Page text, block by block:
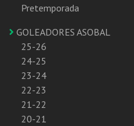
Pretemporada
GOLEADORES ASOBAL
25-26
24-25
23-24
22-23
21-22
20-21